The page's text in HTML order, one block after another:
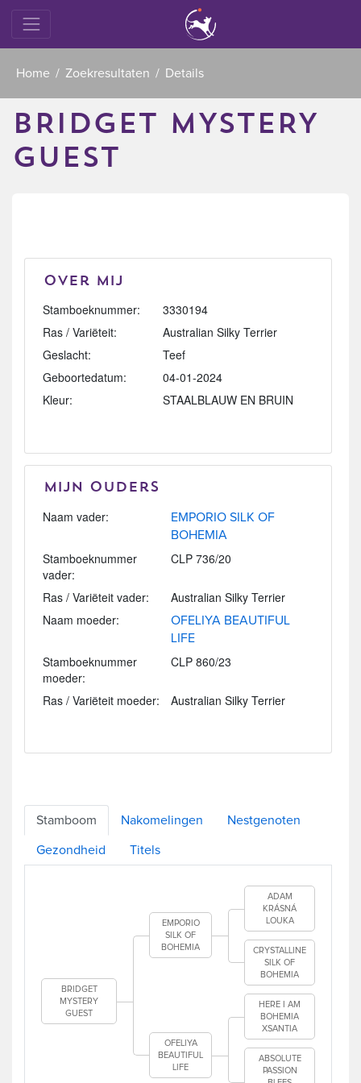
Home Zoekresultaten Details
BRIDGET MYSTERY
GUEST
Over mij
Stamboeknummer:
3330194
Ras / Variëteit:
Australian Silky Terrier
Geslacht:
Teef
Geboortedatum:
04-01-2024
Kleur:
STAALBLAUW EN BRUIN
Mijn Ouders
Naam vader:
EMPORIO SILK OF
BOHEMIA
Stamboeknummer
vader:
CLP 736/20
Ras / Variëteit vader:
Australian Silky Terrier
Naam moeder:
OFELIYA BEAUTIFUL
LIFE
Stamboeknummer
moeder:
CLP 860/23
Ras / Variëteit moeder: Australian Silky Terrier
Stamboom Nakomelingen Nestgenoten
Gezondheid Titels
BRIDGET
MYSTERY
GUEST
EMPORIO
SILK OF
BOHEMIA
ADAM
KRÁSNÁ
LOUKA
CRYSTALLINE
SILK OF
BOHEMIA
OFELIYA
BEAUTIFUL
LIFE
HERE I AM
BOHEMIA
XSANTIA
ABSOLUTE
PASSION